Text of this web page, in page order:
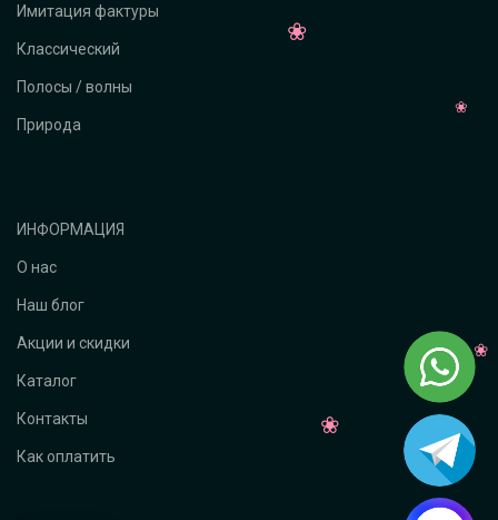
Имитация фактуры
Классический
Полосы / волны
Природа
ИНФОРМАЦИЯ
О нас
Наш блог
Акции и скидки
Каталог
Контакты
Как оплатить